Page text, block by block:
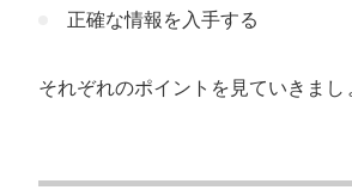
正確な情報を入手する
それぞれのポイントを見ていきまし